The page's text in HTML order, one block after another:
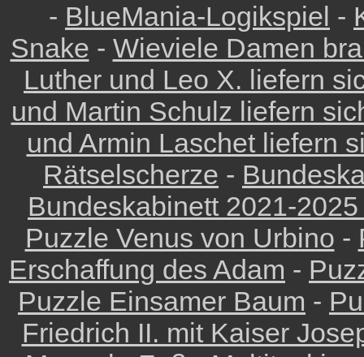
- BlueMania-Logikspiel -
Snake - Wieviele Damen
Luther und Leo X. liefern
und Martin Schulz liefern
und Armin Laschet liefern
Rätselscherze -
Bundeskabinett 2021-
Puzzle Venus von Urbino -
Erschaffung des Adam -
Puzzle Einsamer Baum -
Friedrich II. mit Kaiser